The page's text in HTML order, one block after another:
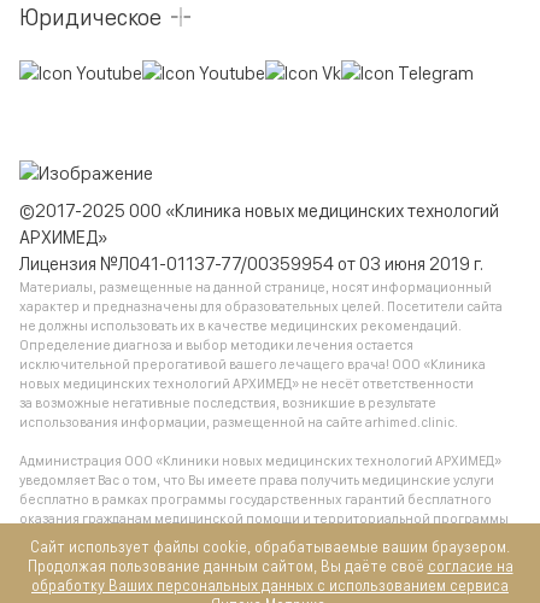
Юридическое
©2017-2025 ООО «Клиника новых медицинских технологий
АРХИМЕД»
Лицензия №Л041-01137-77/00359954 от 03 июня 2019 г.
Материалы, размещенные на данной странице, носят информационный
характер и предназначены для образовательных целей. Посетители сайта
не должны использовать их в качестве медицинских рекомендаций.
Определение диагноза и выбор методики лечения остается
исключительной прерогативой вашего лечащего врача! ООО «Клиника
новых медицинских технологий АРХИМЕД» не несёт ответственности
за возможные негативные последствия, возникшие в результате
использования информации, размещенной на сайте arhimed.clinic.
Администрация ООО «Клиники новых медицинских технологий АРХИМЕД»
уведомляет Вас о том, что Вы имеете права получить медицинские услуги
бесплатно в рамках программы государственных гарантий бесплатного
оказания гражданам медицинской помощи и территориальной программы
государственных гарантий бесплатного оказания гражданам медицинской
помощи, обратившись в поликлинику по месту жительства.
Сайт использует файлы cookie, обрабатываемые вашим браузером.
Продолжая пользование данным сайтом, Вы даёте своё согласие на
обработку Ваших персональных данных с использованием сервиса